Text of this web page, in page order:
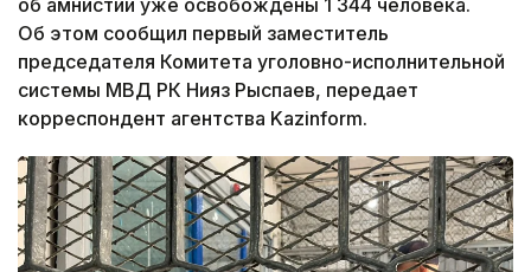
Об этом сообщил первый заместитель
председателя Комитета уголовно-исполнительной
системы МВД РК Нияз Рыспаев, передает
корреспондент агентства Kazinform.